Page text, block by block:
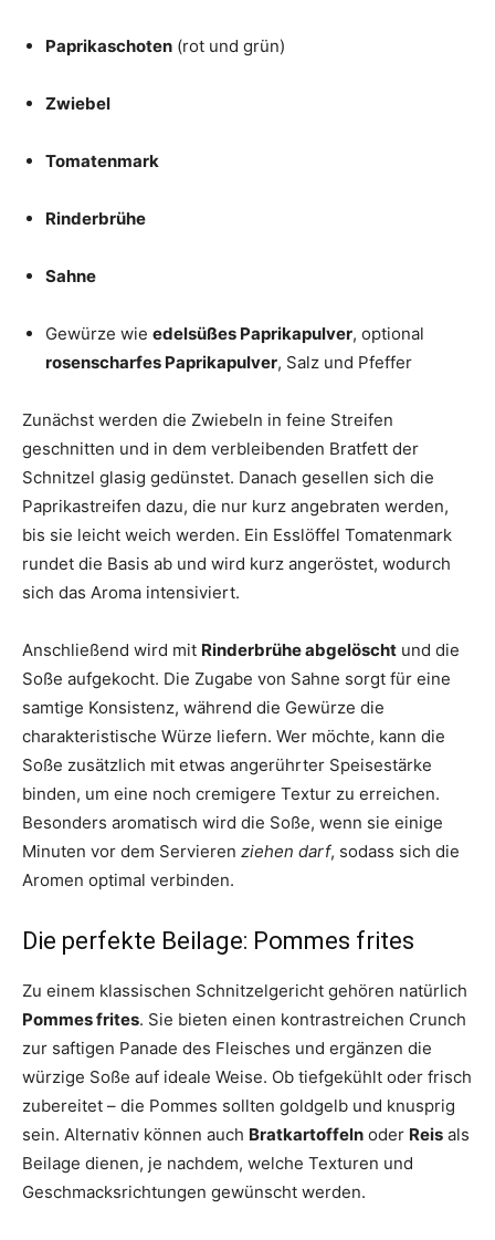
Paprikaschoten (rot und grün)
Zwiebel
Tomatenmark
Rinderbrühe
Sahne
Gewürze wie edelsüßes Paprikapulver, optional
rosenscharfes Paprikapulver, Salz und Pfeffer
Zunächst werden die Zwiebeln in feine Streifen
geschnitten und in dem verbleibenden Bratfett der
Schnitzel glasig gedünstet. Danach gesellen sich die
Paprikastreifen dazu, die nur kurz angebraten werden,
bis sie leicht weich werden. Ein Esslöffel Tomatenmark
rundet die Basis ab und wird kurz angeröstet, wodurch
sich das Aroma intensiviert.
Anschließend wird mit Rinderbrühe abgelöscht und die
Soße aufgekocht. Die Zugabe von Sahne sorgt für eine
samtige Konsistenz, während die Gewürze die
charakteristische Würze liefern. Wer möchte, kann die
Soße zusätzlich mit etwas angerührter Speisestärke
binden, um eine noch cremigere Textur zu erreichen.
Besonders aromatisch wird die Soße, wenn sie einige
Minuten vor dem Servieren ziehen darf, sodass sich die
Aromen optimal verbinden.
Die perfekte Beilage: Pommes frites
Zu einem klassischen Schnitzelgericht gehören natürlich
Pommes frites. Sie bieten einen kontrastreichen Crunch
zur saftigen Panade des Fleisches und ergänzen die
würzige Soße auf ideale Weise. Ob tiefgekühlt oder frisch
zubereitet – die Pommes sollten goldgelb und knusprig
sein. Alternativ können auch Bratkartoffeln oder Reis als
Beilage dienen, je nachdem, welche Texturen und
Geschmacksrichtungen gewünscht werden.